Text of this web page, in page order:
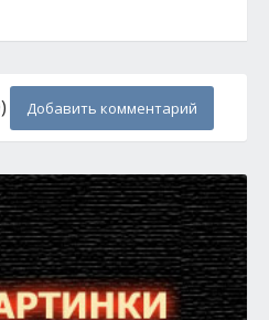
Добавить комментарий